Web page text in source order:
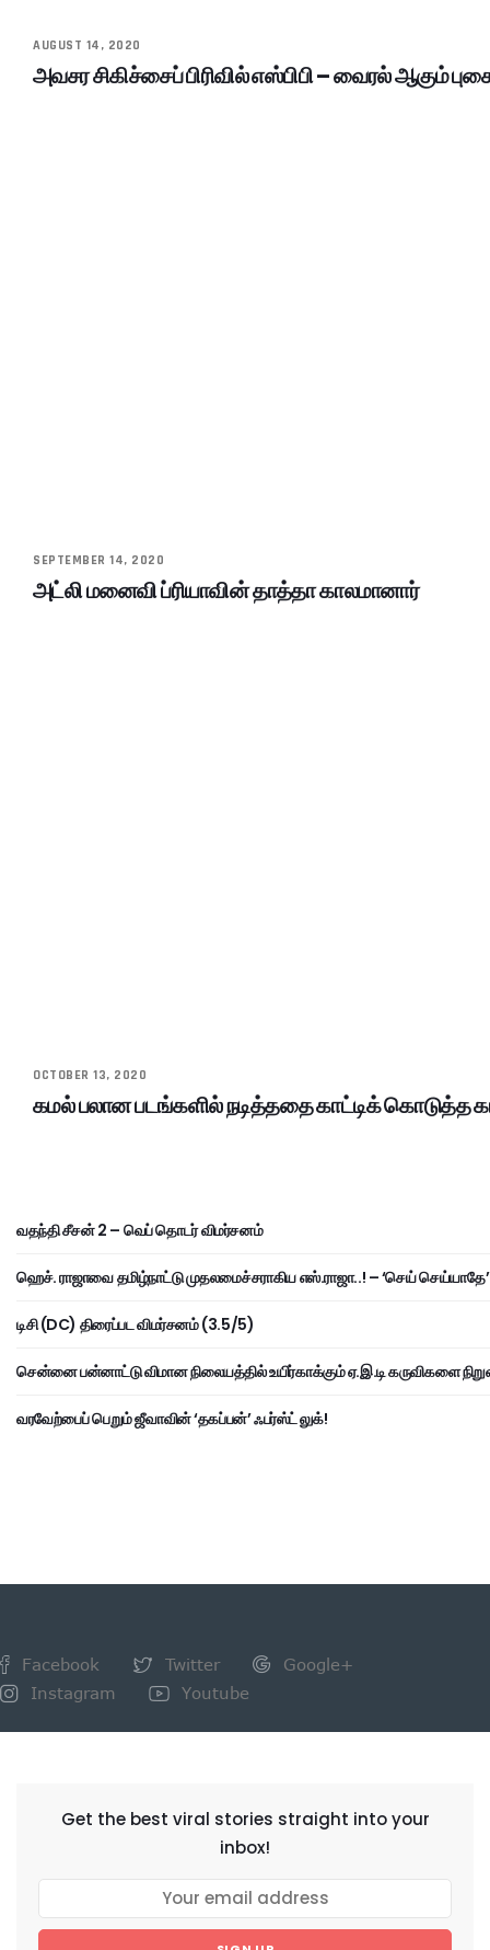
AUGUST 14, 2020
அவசர சிகிச்சைப் பிரிவில் எஸ்பிபி – வைரல் ஆகும்
SEPTEMBER 14, 2020
அட்லி மனைவி ப்ரியாவின் தாத்தா காலமானார்
OCTOBER 13, 2020
கமல் பலான படங்களில் நடித்ததை காட்டிக் கொடுத்த
வதந்தி சீசன் 2 – வெப் தொடர் விமர்சனம்
ஹெச். ராஜாவை தமிழ்நாட்டு முதலமைச்சராகிய எஸ்.ராஜா..! – ‘செய் செய்யாதே’
டிசி (DC) திரைப்பட விமர்சனம் (3.5/5)
சென்னை பன்னாட்டு விமான நிலையத்தில் உயிர்காக்கும் ஏ.இ.டி கருவிகளை
வரவேற்பைப் பெறும் ஜீவாவின் ‘தகப்பன்’ ஃபர்ஸ்ட் லுக்!
Facebook Twitter
Google+
Instagram
Youtube
Get the best viral stories straight into your
inbox!